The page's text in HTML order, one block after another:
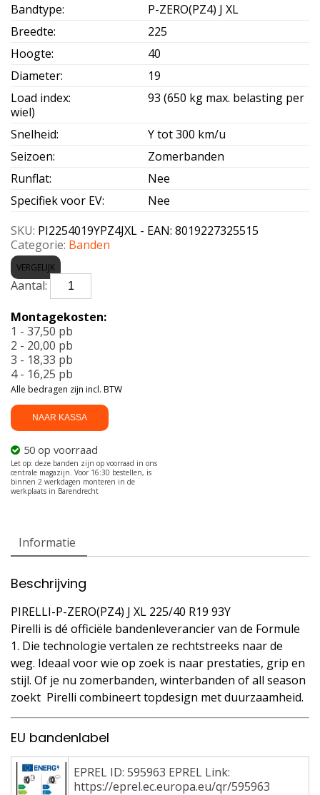
Bandtype:
P-ZERO(PZ4) J XL
Breedte:
225
Hoogte:
40
Diameter:
19
Load index:
93 (650 kg max. belasting per
wiel)
Snelheid:
Y tot 300 km/u
Seizoen:
Zomerbanden
Runflat:
Nee
Specifiek voor EV:
Nee
SKU: PI2254019YPZ4JXL - EAN: 8019227325515
Categorie: Banden
VERGELIJK
PIRELLI-
J
XL
225/40
R19
93Y
aantal
NAAR KASSA
50 op voorraad
Montagekosten:
1 - 37,50 pb
2 - 20,00 pb
3 - 18,33 pb
4 - 16,25 pb
Alle bedragen zijn incl. BTW
Informatie
Beschrijving
PIRELLI-P-ZERO(PZ4) J XL 225/40 R19 93Y
Pirelli is dé officiële bandenleverancier van de Formule
1. Die technologie vertalen ze rechtstreeks naar de
weg. Ideaal voor wie op zoek is naar prestaties, grip en
stijl. Of je nu zomerbanden, winterbanden of all season
zoekt  Pirelli combineert topdesign met duurzaamheid.
EU bandenlabel
EPREL ID: 595963 EPREL Link:
https://eprel.ec.europa.eu/qr/595963